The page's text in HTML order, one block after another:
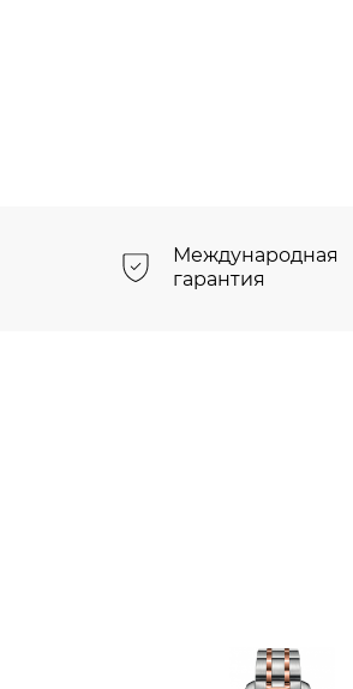
Международная
гарантия